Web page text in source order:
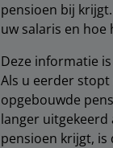
pensioen bij
uw salaris en
Deze informatie
Als u eerder
opgebouwde
langer uitgekeerd
pensioen krijgt, is